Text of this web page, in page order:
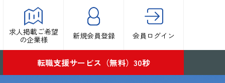
求人掲載ご希望
の企業様
新規会員登録 会員ログイン
転職支援サービス（無料）30秒